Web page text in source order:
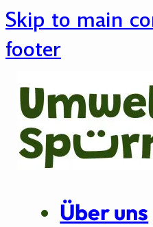
Skip to main
footer
Über uns